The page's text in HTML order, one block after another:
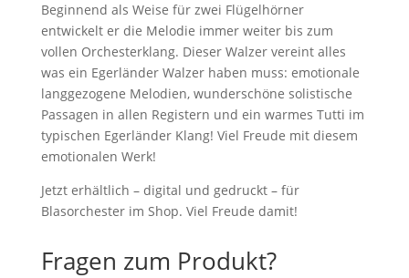
Beginnend als Weise für zwei Flügelhörner
entwickelt er die Melodie immer weiter bis zum
vollen Orchesterklang. Dieser Walzer vereint alles
was ein Egerländer Walzer haben muss: emotionale
langgezogene Melodien, wunderschöne solistische
Passagen in allen Registern und ein warmes Tutti im
typischen Egerländer Klang! Viel Freude mit diesem
emotionalen Werk!
Jetzt erhältlich – digital und gedruckt – für
Blasorchester im Shop. Viel Freude damit!
Fragen zum Produkt?